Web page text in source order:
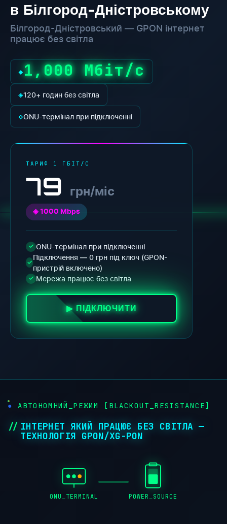
в Білгород-Дністровському
Білгород-Дністровський — GPON інтернет
працює без світла
◆1,000 Мбіт/с
◈120+ годин без світла
◇ONU-термінал при підключенні
ТАРИФ 1 ГБІТ/С
79 грн/міс
◈ 1000 Mbps
✓ ONU-термінал при підключенні
✓
Підключення — 0 грн під ключ (GPON-
пристрій включено)
✓ Мережа працює без світла
▶ ПІДКЛЮЧИТИ
АВТОНОМНИЙ_РЕЖИМ [BLACKOUT_RESISTANCE]
ІНТЕРНЕТ ЯКИЙ ПРАЦЮЄ БЕЗ СВІТЛА —
ТЕХНОЛОГІЯ GPON/XG-PON
ONU_TERMINAL POWER_SOURCE